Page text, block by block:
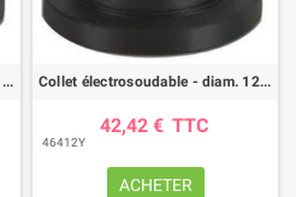
Collet électrosoudable - diam. 110 - PE100 - PN16 Collet électrosoudable - diam. 125 - PE100 - PN16
42,42 € TTC
46412Y
ACHETER